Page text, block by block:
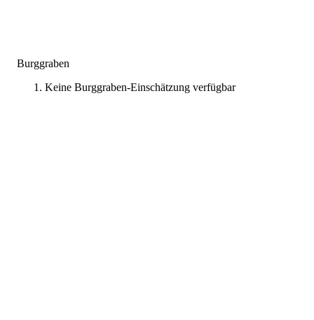
Burggraben
Keine Burggraben-Einschätzung verfügbar